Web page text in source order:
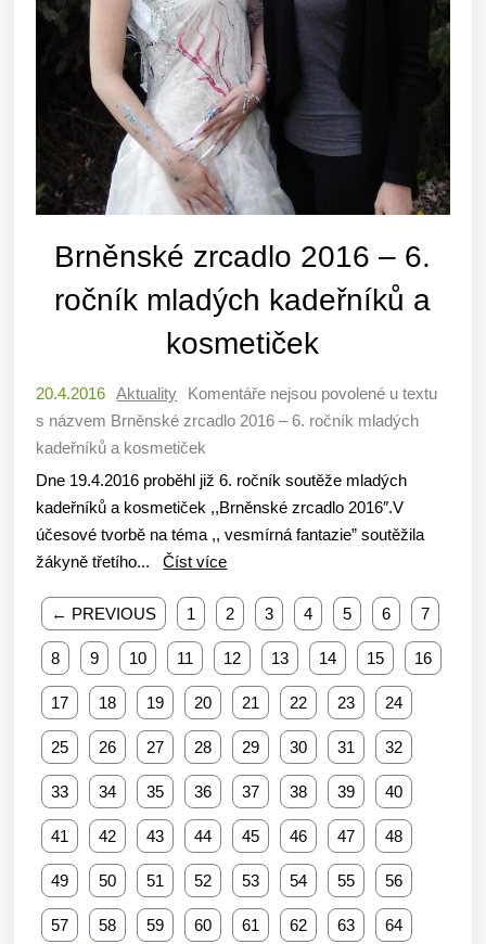
Brněnské zrcadlo 2016 – 6.
ročník mladých kadeřníků a
kosmetiček
20.4.2016 Aktuality Komentáře nejsou povolené u textu
s názvem Brněnské zrcadlo 2016 – 6. ročník mladých
kadeřníků a kosmetiček
Dne 19.4.2016 proběhl již 6. ročník soutěže mladých
kadeřníků a kosmetiček ,,Brněnské zrcadlo 2016″.V
účesové tvorbě na téma ,, vesmírná fantazie” soutěžila
žákyně třetího...Číst více
← PREVIOUS 1 2 3 4 5 6 7
8 9 10 11 12 13 14 15 16
17 18 19 20 21 22 23 24
25 26 27 28 29 30 31 32
33 34 35 36 37 38 39 40
41 42 43 44 45 46 47 48
49 50 51 52 53 54 55 56
57 58 59 60 61 62 63 64